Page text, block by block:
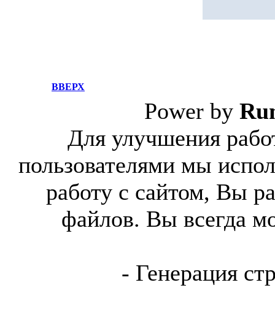
ВВЕРХ
Power by
Для улучшения
пользователями мы
работу с сайтом, Вы
файлов. Вы всегда
- Генерация